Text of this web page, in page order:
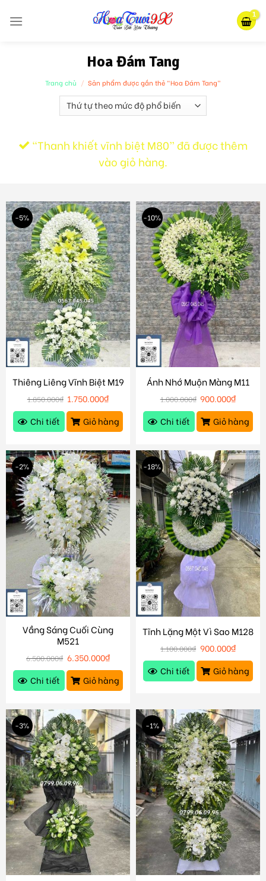
Hoa Đám Tang
Trang chủ / Sản phẩm được gắn thẻ “Hoa Đám Tang”
“Thanh khiết vĩnh biệt M80” đã được thêm
vào giỏ hàng.
-5%
Thiêng Liêng Vĩnh Biệt M19
1.850.000₫ 1.750.000₫
Chi tiết
Giỏ hàng
-10%
Ánh Nhớ Muộn Màng M11
1.000.000₫ 900.000₫
Chi tiết
Giỏ hàng
-2%
Vầng Sáng Cuối Cùng
M521
6.500.000₫ 6.350.000₫
Chi tiết
Giỏ hàng
-18%
Tĩnh Lặng Một Vì Sao M128
1.100.000₫ 900.000₫
Chi tiết
Giỏ hàng
-3% -1%